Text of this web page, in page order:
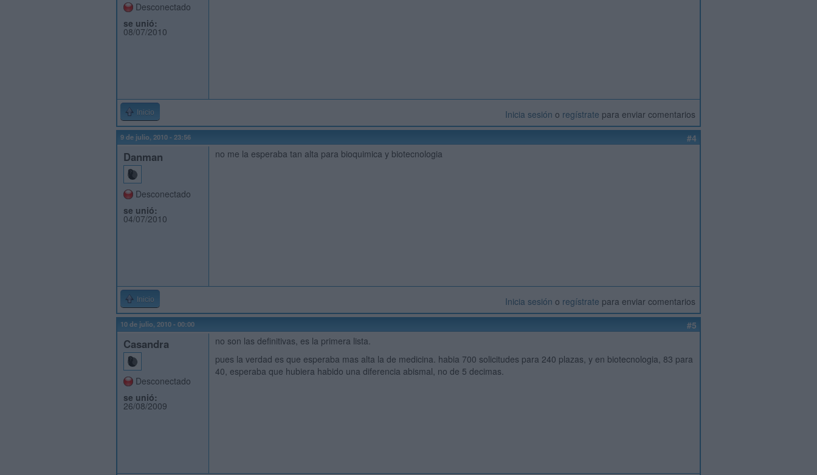
Desconectado
se unió:
08/07/2010
Inicio Inicia sesión o regístrate para enviar comentarios
9 de julio, 2010 - 23:56 #4
Danman
Desconectado
se unió:
04/07/2010
no me la esperaba tan alta para bioquimica y biotecnologia
Inicio Inicia sesión o regístrate para enviar comentarios
10 de julio, 2010 - 00:00 #5
Casandra
Desconectado
se unió:
26/08/2009
no son las definitivas, es la primera lista.
pues la verdad es que esperaba mas alta la de medicina. habia 700 solicitudes para 240 plazas, y en biotecnologia, 83 para
40, esperaba que hubiera habido una diferencia abismal, no de 5 decimas.